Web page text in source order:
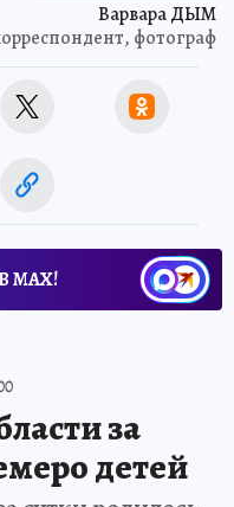
Варвара ДЫМ
фотограф
МАХ!
за
детей